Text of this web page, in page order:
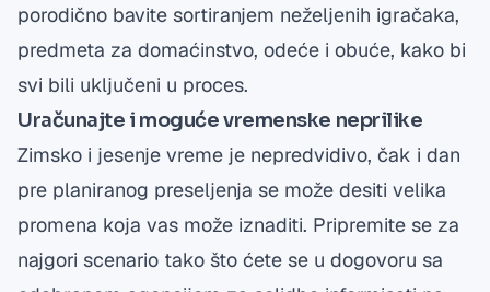
porodično bavite sortiranjem neželjenih igračaka,
predmeta za domaćinstvo, odeće i obuće, kako bi
svi bili uključeni u proces.
Uračunajte i moguće vremenske neprilike
Zimsko i jesenje vreme je nepredvidivo, čak i dan
pre planiranog preseljenja se može desiti velika
promena koja vas može iznaditi. Pripremite se za
najgori scenario tako što ćete se u dogovoru sa